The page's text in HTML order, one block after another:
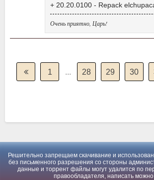
+ 20.20.0100 - Repack
Очень приятно, Царь!
1 ... 28 29 30
Решительно запрещаем скачивание и
без письменного разрешения со стороны
данные и торрент файлы могут удалится по
правообладателя, написать можно